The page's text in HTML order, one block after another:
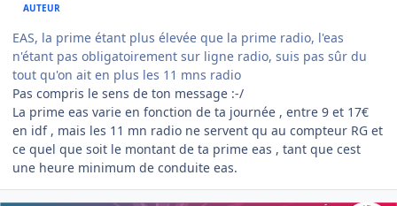
AUTEUR
EAS, la prime étant plus élevée que la prime radio, l'eas
n'étant pas obligatoirement sur ligne radio, suis pas sûr du
tout qu'on ait en plus les 11 mns radio
Pas compris le sens de ton message :-/
La prime eas varie en fonction de ta journée , entre 9 et 17€
en idf , mais les 11 mn radio ne servent qu au compteur RG et
ce quel que soit le montant de ta prime eas , tant que cest
une heure minimum de conduite eas.